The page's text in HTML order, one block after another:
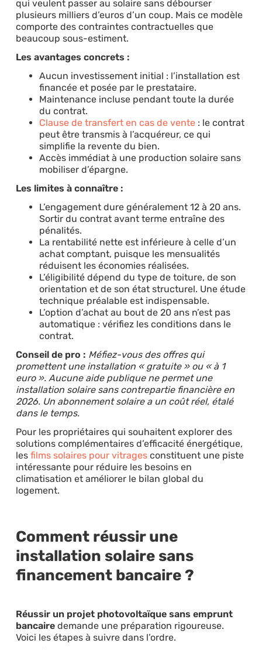
qui veulent passer au solaire sans débourser
plusieurs milliers d’euros d’un coup. Mais ce modèle
comporte des contraintes contractuelles que
beaucoup sous-estiment.
Les avantages concrets :
Aucun investissement initial : l’installation est
financée et posée par le prestataire.
Maintenance incluse pendant toute la durée
du contrat.
Clause de transfert en cas de vente: le contrat
peut être transmis à l’acquéreur, ce qui
simplifie la revente du bien.
Accès immédiat à une production solaire sans
mobiliser d’épargne.
Les limites à connaître :
L’engagement dure généralement 12 à 20 ans.
Sortir du contrat avant terme entraîne des
pénalités.
La rentabilité nette est inférieure à celle d’un
achat comptant, puisque les mensualités
réduisent les économies réalisées.
L’éligibilité dépend du type de toiture, de son
orientation et de son état structurel. Une étude
technique préalable est indispensable.
L’option d’achat au bout de 20 ans n’est pas
automatique : vérifiez les conditions dans le
contrat.
Conseil de pro : Méfiez-vous des offres qui
promettent une installation « gratuite » ou « à 1
euro ». Aucune aide publique ne permet une
installation solaire sans contrepartie financière en
2026. Un abonnement solaire a un coût réel, étalé
dans le temps.
Pour les propriétaires qui souhaitent explorer des
solutions complémentaires d’efficacité énergétique,
les films solaires pour vitragesconstituent une piste
intéressante pour réduire les besoins en
climatisation et améliorer le bilan global du
logement.
Comment réussir une
installation solaire sans
financement bancaire ?
Réussir un projet photovoltaïque sans emprunt
bancairedemande une préparation rigoureuse.
Voici les étapes à suivre dans l’ordre.